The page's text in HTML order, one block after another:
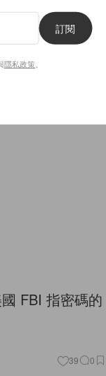
？
5 0
FBI 指密碼的
39 0
訂閱
隱私政策